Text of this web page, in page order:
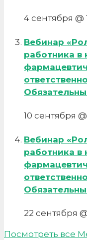
4 сентября @
Вебинар
работника в
10 сентября
Вебинар
работника в
22 сентября
Посмотреть все